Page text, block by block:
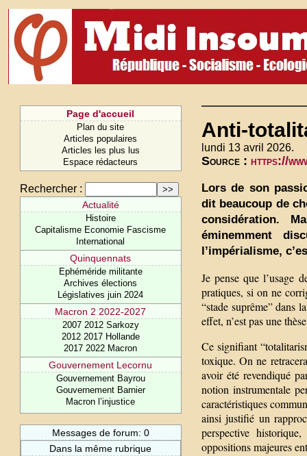
Page d'accueil
Plan du site
Articles populaires
Articles les plus lus
Espace rédacteurs
Rechercher :
Actualité
Histoire
Capitalisme Economie Fascisme
International
Quinquennats
Ephéméride militante
Archives élections
Législatives juin 2024
Macron 2 2022-2027
2007 2012 Sarkozy
2012 2017 Hollande
2017 2022 Macron
Gouvernement Lecornu
Gouvernement Bayrou
Gouvernement Barnier
Macron l’injustice
Messages de forum: 0
Dans la même rubrique
Anti-
lundi 13 avril 2026.
Source : https://
Lors de son
dit beaucoup de
considération.
éminemment
l’impérialisme,
Je pense que l’usage
pratiques, si on ne
“stade suprême” dans
effet, n’est pas une
Ce signifiant
toxique. On ne
avoir été revendiqué
notion instrumentale
caractéristiques
ainsi justifié un
perspective
oppositions majeures